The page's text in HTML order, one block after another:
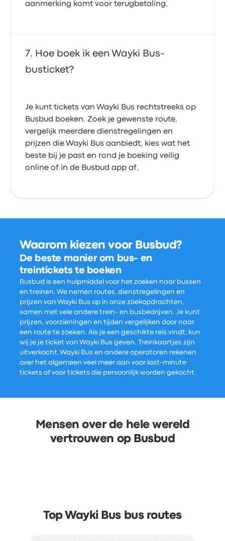
aanmerking komt voor terugbetaling.
Hoe boek ik een Wayki Bus-
busticket?
Je kunt tickets van Wayki Bus rechtstreeks op
Busbud boeken. Zoek je gewenste route,
vergelijk meerdere dienstregelingen en
prijzen die Wayki Bus aanbiedt, kies wat het
beste bij je past en rond je boeking veilig
online of in de Busbud app af.
Waarom kiezen voor Busbud?
De beste manier om bus- en
treintickets te boeken
Busbud is een hulpmiddel voor het zoeken naar bussen
en treinen. We nemen routes, dienstregelingen en
prijzen van Wayki Bus op in onze zoekopdrachten,
samen met vele andere trein- en busbedrijven. Je kunt
prijzen, voorzieningen en tijden vergelijken door naar
een route te zoeken. Als je een geschikte reis vindt, kun
wij je je ticket van Wayki Bus geven. Treinkaartjes zijn
uitverkocht, Wayki Bus en andere operatoren rekenen
over het algemeen veel meer aan voor last-minute
tickets of voor tickets die persoonlijk worden gekocht.
Mensen over de hele wereld
vertrouwen op Busbud
Top Wayki Bus bus routes